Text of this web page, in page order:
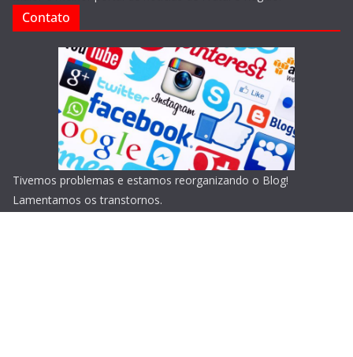
Contato
Tivemos problemas e estamos reorganizando o Blog!
Lamentamos os transtornos.